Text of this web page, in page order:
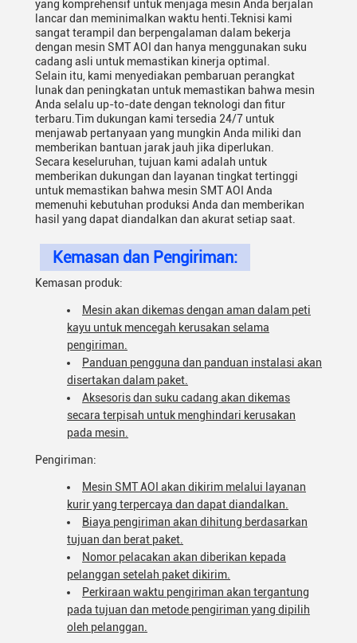
yang komprehensif untuk menjaga mesin Anda berjalan
lancar dan meminimalkan waktu henti.Teknisi kami
sangat terampil dan berpengalaman dalam bekerja
dengan mesin SMT AOI dan hanya menggunakan suku
cadang asli untuk memastikan kinerja optimal.
Selain itu, kami menyediakan pembaruan perangkat
lunak dan peningkatan untuk memastikan bahwa mesin
Anda selalu up-to-date dengan teknologi dan fitur
terbaru.Tim dukungan kami tersedia 24/7 untuk
menjawab pertanyaan yang mungkin Anda miliki dan
memberikan bantuan jarak jauh jika diperlukan.
Secara keseluruhan, tujuan kami adalah untuk
memberikan dukungan dan layanan tingkat tertinggi
untuk memastikan bahwa mesin SMT AOI Anda
memenuhi kebutuhan produksi Anda dan memberikan
hasil yang dapat diandalkan dan akurat setiap saat.
Kemasan dan Pengiriman:
Kemasan produk:
Mesin akan dikemas dengan aman dalam peti
kayu untuk mencegah kerusakan selama
pengiriman.
Panduan pengguna dan panduan instalasi akan
disertakan dalam paket.
Aksesoris dan suku cadang akan dikemas
secara terpisah untuk menghindari kerusakan
pada mesin.
Pengiriman:
Mesin SMT AOI akan dikirim melalui layanan
kurir yang terpercaya dan dapat diandalkan.
Biaya pengiriman akan dihitung berdasarkan
tujuan dan berat paket.
Nomor pelacakan akan diberikan kepada
pelanggan setelah paket dikirim.
Perkiraan waktu pengiriman akan tergantung
pada tujuan dan metode pengiriman yang dipilih
oleh pelanggan.